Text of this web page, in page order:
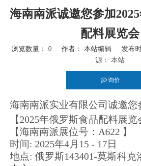
海南南派诚邀您参加
配料展览会
浏览数量： 0作者： 本站编辑 发布时
源： 本站
询价
海南南派实业有限公司诚邀您
【2025年俄罗斯食品配料展览
【海南南派展位号：A622 】
时间: 2025年4月15 - 17日
地点: 俄罗斯143401-莫斯科克